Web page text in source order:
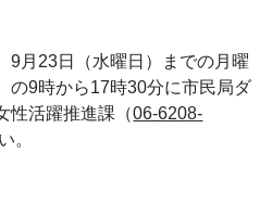
月23日（水曜日）までの月曜
の9時から17時30分に市民局ダ
性活躍推進課（06-6208-
。